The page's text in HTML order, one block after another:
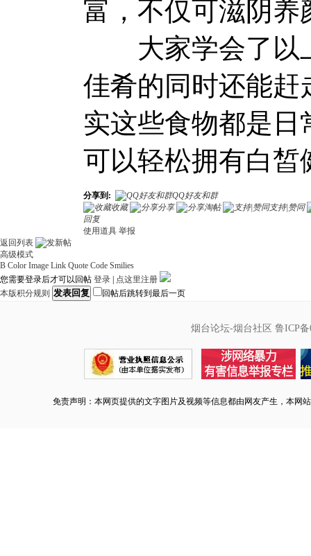
富，不仅可滋阴
大家学会了以上
佳肴的同时还能
实这些食物都是
可以轻松拥有白皙
分享到:
QQ好友和群
收藏
分享 淘帖
支持|赞同
回复
使用道具 举报
返回列表
高级模式
B Color Image Link Quote Code Smilies
您需要登录后才可以回帖 登录
点这里注册
本版积分规则 发表回复 回帖后跳转到最后一页
烟台论坛-烟台社区 鲁ICP备
免责声明：本网页提供的文字图片及视频等信息都由网友产生，本网